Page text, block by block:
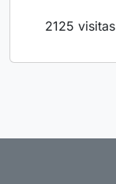
2125 visitas